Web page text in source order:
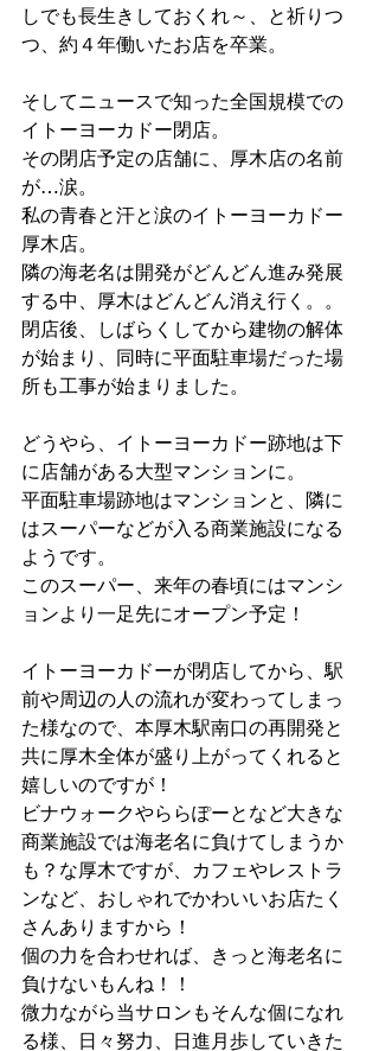
しでも長生きしておくれ～、と祈りつ
つ、約４年働いたお店を卒業。
そしてニュースで知った全国規模での
イトーヨーカドー閉店。
その閉店予定の店舗に、厚木店の名前
が…涙。
私の青春と汗と涙のイトーヨーカドー
厚木店。
隣の海老名は開発がどんどん進み発展
する中、厚木はどんどん消え行く。。
閉店後、しばらくしてから建物の解体
が始まり、同時に平面駐車場だった場
所も工事が始まりました。
どうやら、イトーヨーカドー跡地は下
に店舗がある大型マンションに。
平面駐車場跡地はマンションと、隣に
はスーパーなどが入る商業施設になる
ようです。
このスーパー、来年の春頃にはマンシ
ョンより一足先にオープン予定！
イトーヨーカドーが閉店してから、駅
前や周辺の人の流れが変わってしまっ
た様なので、本厚木駅南口の再開発と
共に厚木全体が盛り上がってくれると
嬉しいのですが！
ビナウォークやららぽーとなど大きな
商業施設では海老名に負けてしまうか
も？な厚木ですが、カフェやレストラ
ンなど、おしゃれでかわいいお店たく
さんありますから！
個の力を合わせれば、きっと海老名に
負けないもんね！！
微力ながら当サロンもそんな個になれ
る様、日々努力、日進月歩していきた